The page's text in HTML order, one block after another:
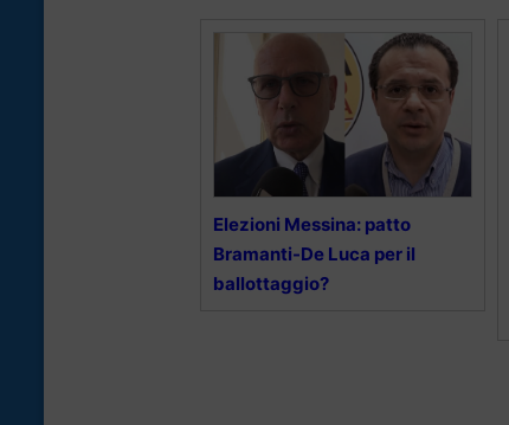
Elezioni Messina: patto
Bramanti-De Luca per il
ballottaggio?